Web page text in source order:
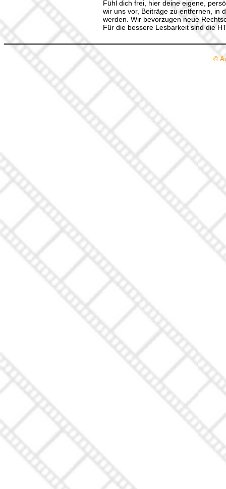
Fühl dich frei, hier deine eigene,
wir uns vor, Beiträge zu entfernen, in
werden. Wir bevorzugen neue
Für die bessere Lesbarkeit sind die
©